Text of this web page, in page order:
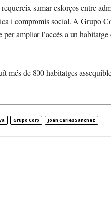
sumar esforços entre
i compromís social. A Grupo
per ampliar l’accés a un
més de 800 habitatges
Grupo Corp Joan Carles Sánchez